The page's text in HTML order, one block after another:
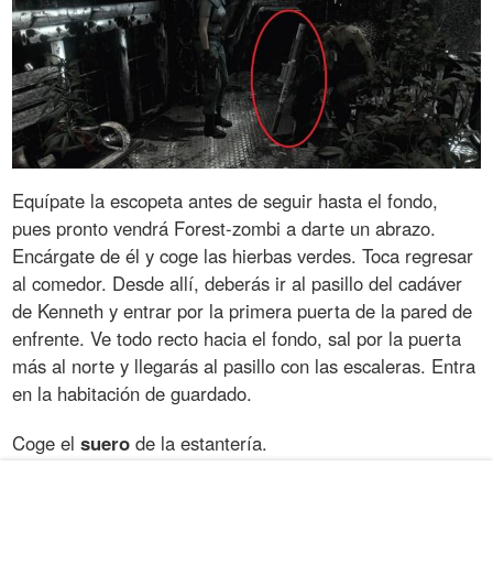
Equípate la escopeta antes de seguir hasta el fondo,
pues pronto vendrá Forest-zombi a darte un abrazo.
Encárgate de él y coge las hierbas verdes. Toca regresar
al comedor. Desde allí, deberás ir al pasillo del cadáver
de Kenneth y entrar por la primera puerta de la pared de
enfrente. Ve todo recto hacia el fondo, sal por la puerta
más al norte y llegarás al pasillo con las escaleras. Entra
en la habitación de guardado.
Coge elsuero de la estantería.